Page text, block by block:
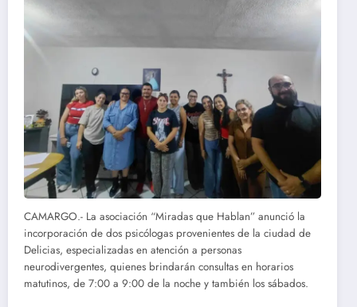
CAMARGO.- La asociación “Miradas que Hablan” anunció la
incorporación de dos psicólogas provenientes de la ciudad de
Delicias, especializadas en atención a personas
neurodivergentes, quienes brindarán consultas en horarios
matutinos, de 7:00 a 9:00 de la noche y también los sábados.